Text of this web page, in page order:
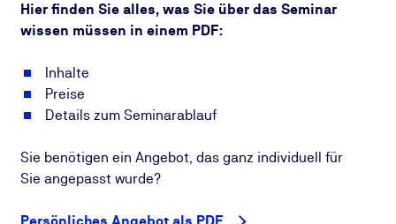
Hier finden Sie alles, was Sie über das Seminar
wissen müssen in einem PDF:
Inhalte
Preise
Details zum Seminarablauf
Sie benötigen ein Angebot, das ganz individuell für
Sie angepasst wurde?